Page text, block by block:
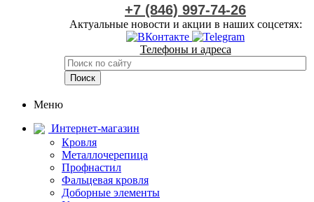
+7 (846) 997-74-26
Актуальные новости и акции в наших соцсетях:
Телефоны и адреса
Меню
Интернет-магазин
Кровля
Металлочерепица
Профнастил
Фальцевая кровля
Доборные элементы